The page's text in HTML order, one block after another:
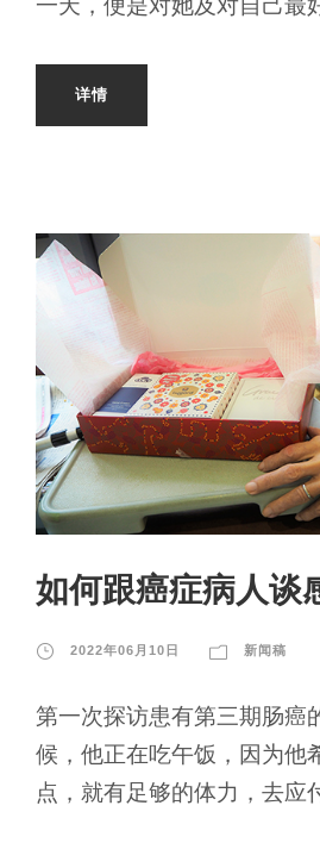
一天，便是对她及对自己最
详情
如何跟癌症病人谈
2022年06月10日 新闻稿
第一次探访患有第三期肠癌
候，他正在吃午饭，因为他
点，就有足够的体力，去应